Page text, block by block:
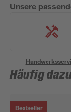
Unsere
Häufig
Bestseller